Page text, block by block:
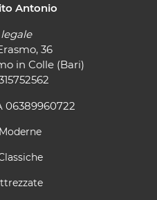
Antonio
36
in Colle (Bari)
06389960722